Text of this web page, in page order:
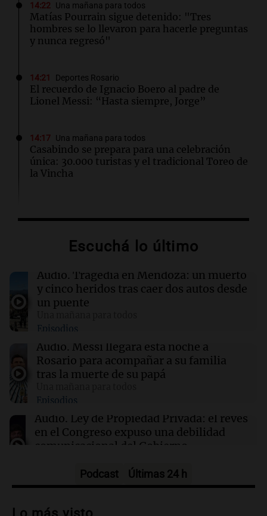
14:22 Una mañana para todos
Matías Pourrain sigue detenido: "Tres
hombres se lo llevaron para hacerle preguntas
y nunca regresó"
14:21 Deportes Rosario
El recuerdo de Ignacio Boero al padre de
Lionel Messi: “Hasta siempre, Jorge”
14:17 Una mañana para todos
Casabindo se prepara para una celebración
única: 30.000 turistas y el tradicional Toreo de
la Vincha
Una nutricionista derribó el mito del
Una mañana para todos
A sus 25 años, Mateo lucha contra el tiempo:
necesita un trasplante para poder seguir
14:00 Sociedad
Casi la mitad de quienes buscan ayuda en
templos lo hace por crisis económica
13:57 Una mañana para todos
Tragedia en Mendoza: un muerto y cinco
heridos tras caer dos autos desde un puente
Escuchá lo último
Audio. Tragedia en Mendoza: un muerto
y cinco heridos tras caer dos autos desde
un puente
Episodios
Audio. Messi llegará esta noche a
Rosario para acompañar a su familia
tras la muerte de su papá
Episodios
Audio. Ley de Propiedad Privada: el revés
en el Congreso expuso una debilidad
comunicacional del Gobierno
Audio.Casabindo se prepara para una
Podcast Últimas 24 h